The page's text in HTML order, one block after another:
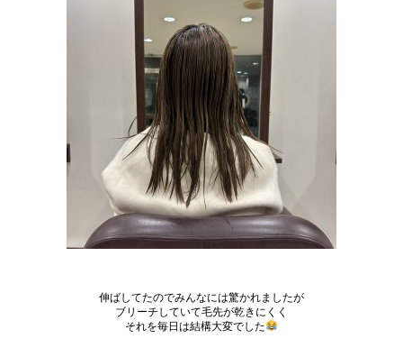
伸ばしてたのでみんなには驚かれましたが
ブリーチしていて毛先が乾きにくく
それを毎日は結構大変でした